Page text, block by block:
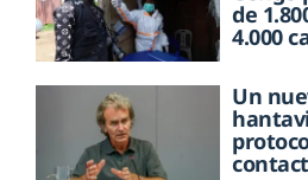
de
4.000
Un